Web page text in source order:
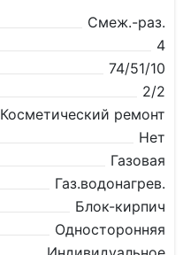
Смеж.-раз.
4
74/51/10
2/2
Косметический ремонт
Нет
Газовая
Газ.водонагрев.
Блок-кирпич
Односторонняя